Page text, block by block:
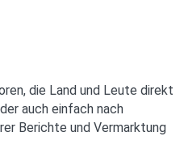
die Land und Leute direkt
auch einfach nach
Berichte und Vermarktung